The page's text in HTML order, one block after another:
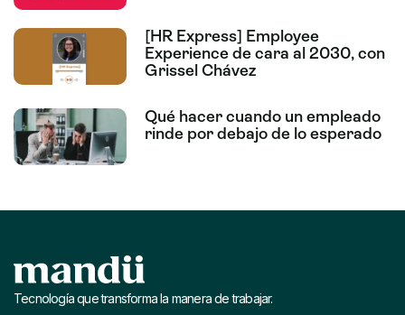
[HR Express] Employee
Experience de cara al 2030, con
Grissel Chávez
Qué hacer cuando un empleado
rinde por debajo de lo esperado
Tecnología que transforma la manera de trabajar.